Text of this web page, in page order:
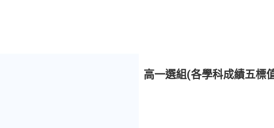
高一選組(各學科成績五標